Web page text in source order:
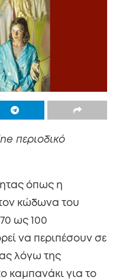
περιοδικό
όπως η
κώδωνα του
70 ως 100
να περιπέσουν σε
λόγω της
καμπανάκι για το